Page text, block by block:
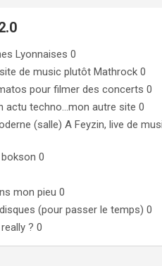
Lyonnaises 0
site de music plutôt Mathrock 0
pour filmer des concerts 0
actu techno…mon autre site 0
(salle) A Feyzin, live de
bokson 0
mon pieu 0
(pour passer le temps) 0
? 0